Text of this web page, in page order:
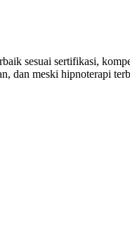
sesuai sertifikasi,
dan meski hipnoterapi